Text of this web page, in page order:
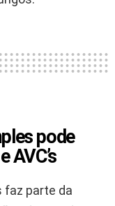
pode
AVC’s
faz parte da